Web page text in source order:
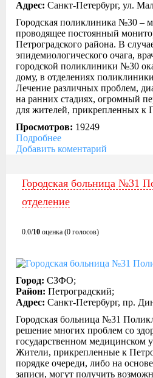
Адрес: Санкт-Петербург, ул.
Городская поликлиника №30 –
проводящее постоянный
Петроградского района. В
эпидемиологического очага,
городской поликлиники №30
дому, в отделениях
Лечение различных проблем,
на ранних стадиях, огромный
для жителей, прикрепленных к
Просмотров: 19249
Подробнее
Добавить коментарий
Городская больница №31
отделение
0.0/10 оценка (0 голосов)
Город: СЗФО;
Район: Петроградский;
Адрес: Санкт-Петербург, пр.
Городская больница №31
решение многих проблем со
государственном медицинском
Жители, прикрепленные к
порядке очереди, либо на
записи, могут получить